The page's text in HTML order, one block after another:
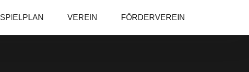
SPIELPLAN VEREIN FÖRDERVEREIN